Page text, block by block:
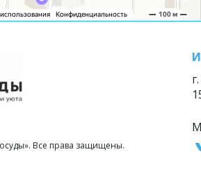
Все права защищены.